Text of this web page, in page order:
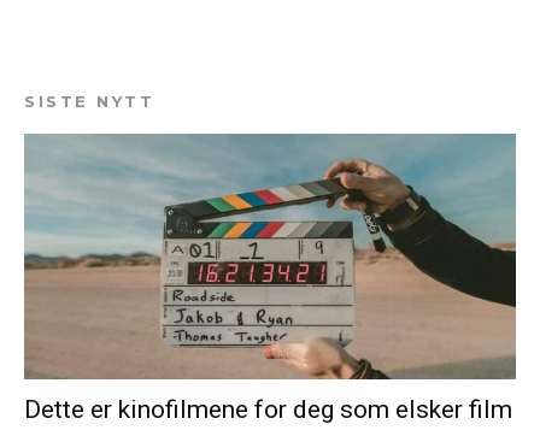
SISTE NYTT
Dette er kinofilmene for deg som elsker film